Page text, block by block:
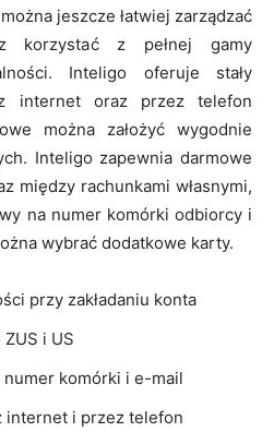
jeszcze łatwiej zarządzać
korzystać z pełnej gamy
Inteligo oferuje stały
internet oraz przez telefon
można założyć wygodnie
Inteligo zapewnia darmowe
między rachunkami własnymi,
na numer komórki odbiorcy i
wybrać dodatkowe karty.
przy zakładaniu konta
i US
komórki i e-mail
internet i przez telefon